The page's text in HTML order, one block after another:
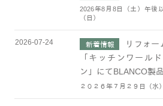
2026年8月8日（土）午後
（日）
2026-07-24 新着情報
リフォ
「キッチンワール
ン」にてBLANCO製
２０２６年７月２９日（水